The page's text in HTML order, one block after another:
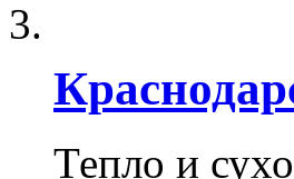
Тепло и сухо